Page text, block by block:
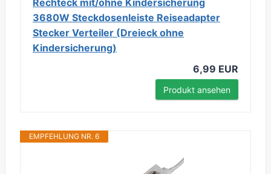
Rechteck mit/ohne Kindersicherung
3680W Steckdosenleiste Reiseadapter
Stecker Verteiler (Dreieck ohne
Kindersicherung)
6,99 EUR
Produkt ansehen
EMPFEHLUNG NR. 6